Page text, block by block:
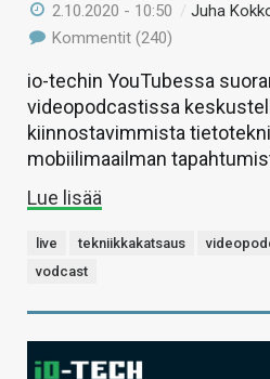
2.10.2020 - 10:50 /Juha
Kommentit (240)
io-techin YouTubessa
videopodcastissa
kiinnostavimmista
mobiilimaailman
Lue lisää
live tekniikkakatsaus
vodcast